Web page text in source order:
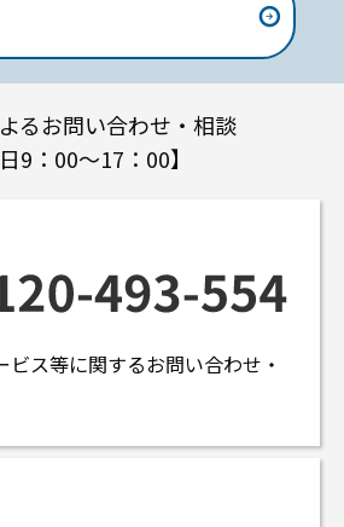
るお問い合わせ・相談
日9：00～17：00】
ビス等に関するお問い合わせ・